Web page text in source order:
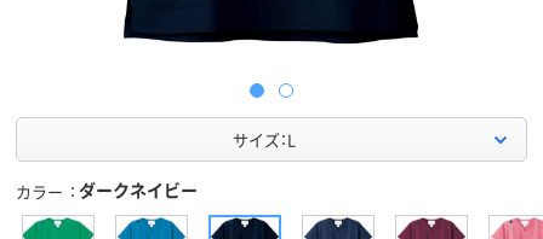
サイズ：L
カラー ダークネイビー